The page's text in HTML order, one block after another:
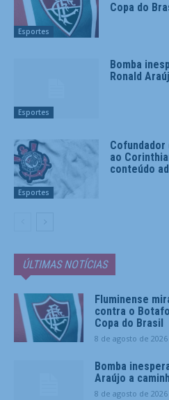
Esportes
Copa do
Esportes
Bomba
Ronald
Esportes
ao
conteúdo
ÚLTIMAS NOTÍCIAS
Fluminense
contra o
Copa do Brasil
8 de agosto de 2026
Bomba
Araújo a
8 de agosto de 2026